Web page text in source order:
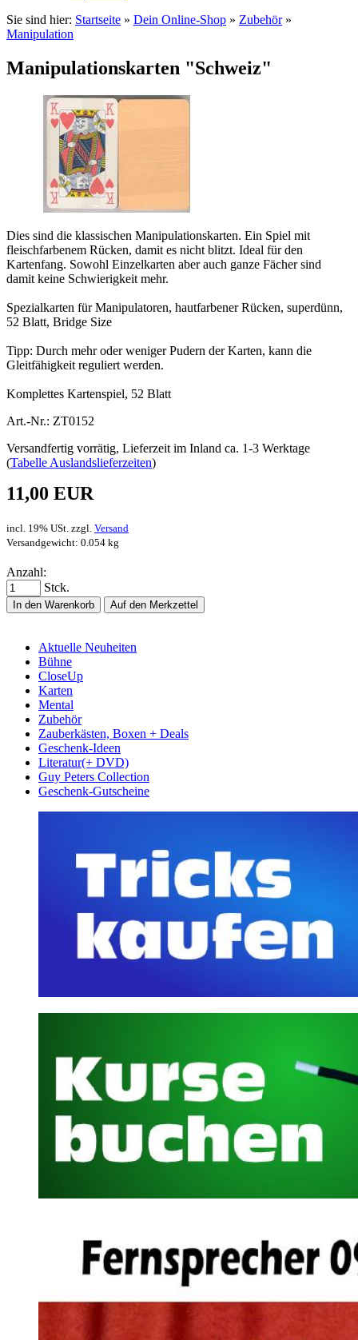
Sie sind hier: Startseite » Dein Online-Shop » Zubehör»
Manipulation
Manipulationskarten "Schweiz"
Dies sind die klassischen Manipulationskarten. Ein Spiel mit
fleischfarbenem Rücken, damit es nicht blitzt. Ideal für den
Kartenfang. Sowohl Einzelkarten aber auch ganze Fächer sind
damit keine Schwierigkeit mehr.
Spezialkarten für Manipulatoren, hautfarbener Rücken, superdünn,
52 Blatt, Bridge Size
Tipp: Durch mehr oder weniger Pudern der Karten, kann die
Gleitfähigkeit reguliert werden.
Komplettes Kartenspiel, 52 Blatt
Art.-Nr.: ZT0152
Versandfertig vorrätig, Lieferzeit im Inland ca. 1-3 Werktage
(Tabelle Auslandslieferzeiten)
11,00 EUR
incl. 19% USt. zzgl. Versand
Versandgewicht: 0.054 kg
Anzahl:
Stck.
In den Warenkorb Auf den Merkzettel
Aktuelle Neuheiten
Bühne
CloseUp
Karten
Mental
Zubehör
Zauberkästen, Boxen + Deals
Geschenk-Ideen
Literatur(+ DVD)
Guy Peters Collection
Geschenk-Gutscheine